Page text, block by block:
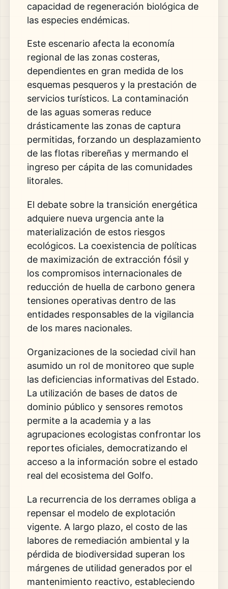
capacidad de regeneración biológica de
las especies endémicas.
Este escenario afecta la economía
regional de las zonas costeras,
dependientes en gran medida de los
esquemas pesqueros y la prestación de
servicios turísticos. La contaminación
de las aguas someras reduce
drásticamente las zonas de captura
permitidas, forzando un desplazamiento
de las flotas ribereñas y mermando el
ingreso per cápita de las comunidades
litorales.
El debate sobre la transición energética
adquiere nueva urgencia ante la
materialización de estos riesgos
ecológicos. La coexistencia de políticas
de maximización de extracción fósil y
los compromisos internacionales de
reducción de huella de carbono genera
tensiones operativas dentro de las
entidades responsables de la vigilancia
de los mares nacionales.
Organizaciones de la sociedad civil han
asumido un rol de monitoreo que suple
las deficiencias informativas del Estado.
La utilización de bases de datos de
dominio público y sensores remotos
permite a la academia y a las
agrupaciones ecologistas confrontar los
reportes oficiales, democratizando el
acceso a la información sobre el estado
real del ecosistema del Golfo.
La recurrencia de los derrames obliga a
repensar el modelo de explotación
vigente. A largo plazo, el costo de las
labores de remediación ambiental y la
pérdida de biodiversidad superan los
márgenes de utilidad generados por el
mantenimiento reactivo, estableciendo